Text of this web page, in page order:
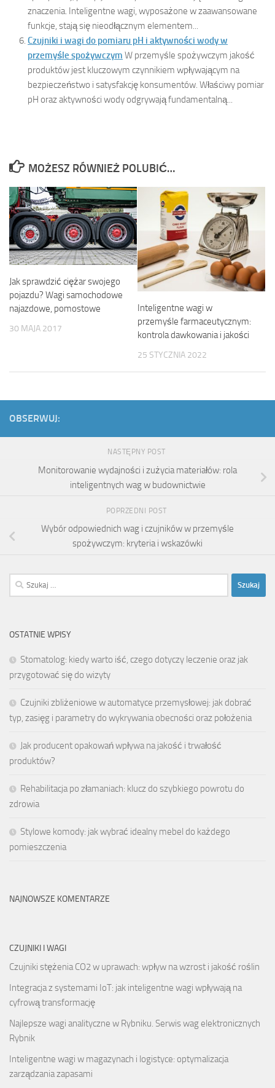
znaczenia. Inteligentne wagi, wyposażone w zaawansowane
funkcje, stają się nieodłącznym elementem...
Czujniki i wagi do pomiaru pH i aktywności wody w
przemyśle spożywczym W przemyśle spożywczym jakość
produktów jest kluczowym czynnikiem wpływającym na
bezpieczeństwo i satysfakcję konsumentów. Właściwy pomiar
pH oraz aktywności wody odgrywają fundamentalną...
MOŻESZ RÓWNIEŻ POLUBIĆ…
Jak sprawdzić ciężar swojego
pojazdu? Wagi samochodowe
najazdowe, pomostowe
30 MAJA 2017
Inteligentne wagi w
przemyśle farmaceutycznym:
kontrola dawkowania i jakości
25 STYCZNIA 2022
OBSERWUJ:
NASTĘPNY POST
Monitorowanie wydajności i zużycia materiałów: rola
inteligentnych wag w budownictwie
POPRZEDNI POST
Wybór odpowiednich wag i czujników w przemyśle
spożywczym: kryteria i wskazówki
Szukaj:
OSTATNIE WPISY
Stomatolog: kiedy warto iść, czego dotyczy leczenie oraz jak
przygotować się do wizyty
Czujniki zbliżeniowe w automatyce przemysłowej: jak dobrać
typ, zasięg i parametry do wykrywania obecności oraz położenia
Jak producent opakowań wpływa na jakość i trwałość
produktów?
Rehabilitacja po złamaniach: klucz do szybkiego powrotu do
zdrowia
Stylowe komody: jak wybrać idealny mebel do każdego
pomieszczenia
NAJNOWSZE KOMENTARZE
CZUJNIKI I WAGI
Czujniki stężenia CO2 w uprawach: wpływ na wzrost i jakość roślin
Integracja z systemami IoT: jak inteligentne wagi wpływają na
cyfrową transformację
Najlepsze wagi analityczne w Rybniku. Serwis wag elektronicznych
Rybnik
Inteligentne wagi w magazynach i logistyce: optymalizacja
zarządzania zapasami